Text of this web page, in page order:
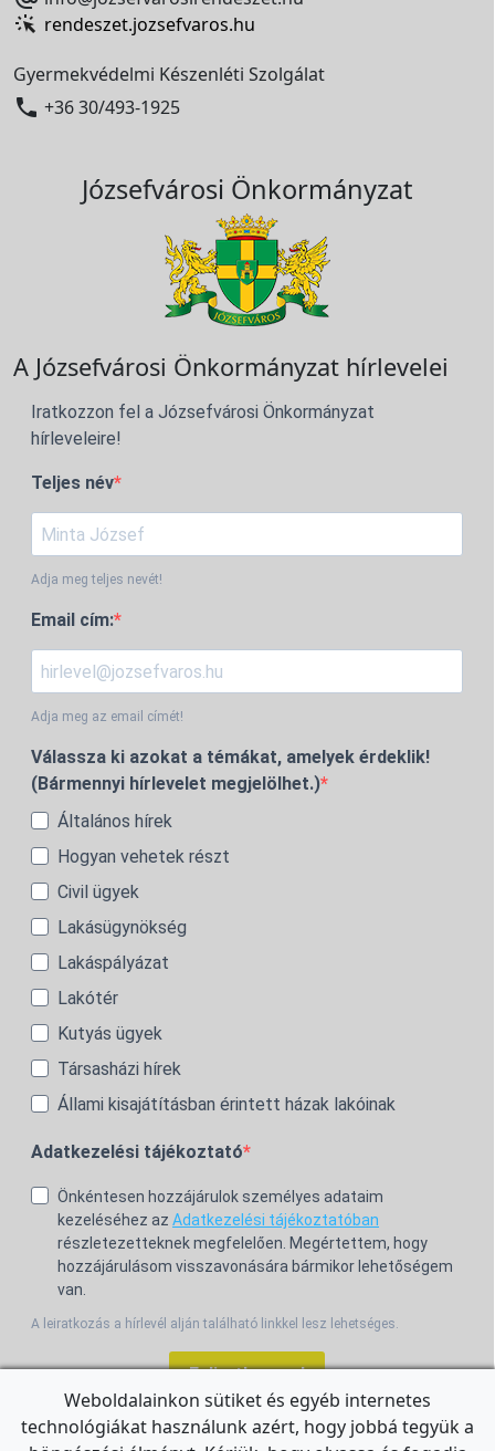
rendeszet.jozsefvaros.hu
Gyermekvédelmi Készenléti Szolgálat
 +36 30/493-1925
Józsefvárosi Önkormányzat
A Józsefvárosi Önkormányzat hírlevelei
Iratkozzon fel a Józsefvárosi Önkormányzat
hírleveleire!
Teljes név
Adja meg teljes nevét!
Email cím:
Adja meg az email címét!
Válassza ki azokat a témákat, amelyek érdeklik!
(Bármennyi hírlevelet megjelölhet.)
Általános hírek
Hogyan vehetek részt
Civil ügyek
Lakásügynökség
Lakáspályázat
Lakótér
Kutyás ügyek
Társasházi hírek
Állami kisajátításban érintett házak lakóinak
Adatkezelési tájékoztató
Önkéntesen hozzájárulok személyes adataim
kezeléséhez az Adatkezelési tájékoztatóban
részletezetteknek megfelelően. Megértettem, hogy
hozzájárulásom visszavonására bármikor lehetőségem
van.
A leiratkozás a hírlevél alján található linkkel lesz lehetséges.
Feliratkozom!
Weboldalainkon sütiket és egyéb internetes
technológiákat használunk azért, hogy jobbá tegyük a